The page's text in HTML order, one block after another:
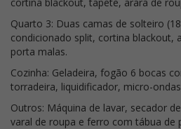
Quarto 3: Duas camas de solteiro
condicionado split, cortina blackout,
porta malas.
Cozinha: Geladeira, fogão 6 bocas
torradeira, liquidificador, micro-
Outros: Máquina de lavar, secador
varal de roupa e ferro com tábua de